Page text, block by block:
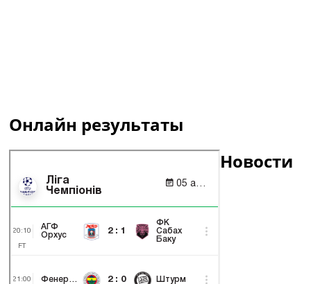
Онлайн результаты
Новости